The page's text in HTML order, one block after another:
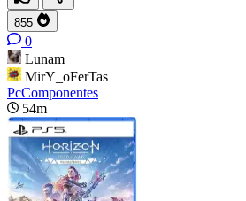
855
0
Lunam
MirY_oFerTas
PcComponentes
54m